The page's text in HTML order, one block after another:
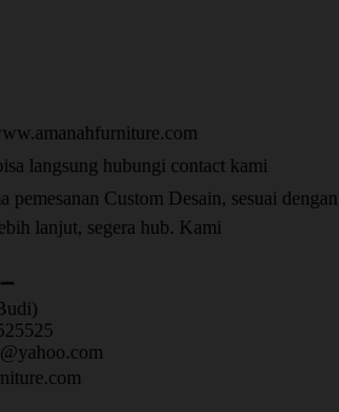
langsung hubungi contact kami
Custom Desain, sesuai dengan
lanjut, segera hub. Kami